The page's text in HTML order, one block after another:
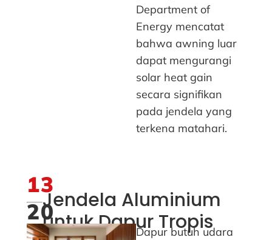
Department of
Energy mencatat
bahwa awning luar
dapat mengurangi
solar heat gain
secara signifikan
pada jendela yang
terkena matahari.
13
20Jendela Aluminium
untuk Dapur Tropis
Dapur butuh udara